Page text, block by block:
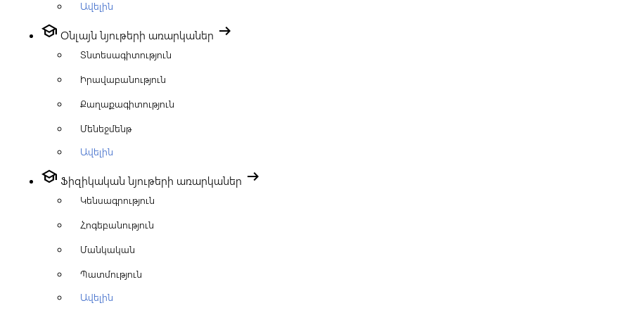
Ավելին
school Օնլայն նյութերի առարկաներ arrow_right_alt
Տնտեսագիտություն
Իրավաբանություն
Քաղաքագիտություն
Մենեջմենթ
Ավելին
school Ֆիզիկական նյութերի առարկաներ arrow_right_alt
Կենսագրություն
Հոգեբանություն
Մանկական
Պատմություն
Ավելին